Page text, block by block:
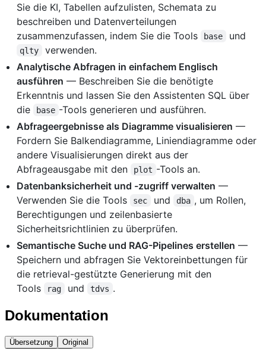
Sie die KI, Tabellen aufzulisten, Schemata zu
beschreiben und Datenverteilungen
zusammenzufassen, indem Sie die Tools
base und
qlty
verwenden.
Analytische Abfragen in einfachem Englisch
ausführen — Beschreiben Sie die benötigte
Erkenntnis und lassen Sie den Assistenten SQL über
die
base -Tools generieren und ausführen.
Abfrageergebnisse als Diagramme visualisieren —
Fordern Sie Balkendiagramme, Liniendiagramme oder
andere Visualisierungen direkt aus der
Abfrageausgabe mit den
plot -Tools an.
Datenbanksicherheit und -zugriff verwalten —
Verwenden Sie die Tools
sec und dba , um Rollen,
Berechtigungen und zeilenbasierte
Sicherheitsrichtlinien zu überprüfen.
Semantische Suche und RAG-Pipelines erstellen —
Speichern und abfragen Sie Vektoreinbettungen für
die retrieval-gestützte Generierung mit den
Tools
rag und tdvs .
Dokumentation
Übersetzung
Original